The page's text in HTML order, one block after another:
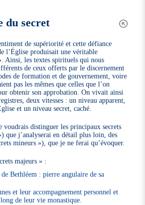
du secret
de supériorité et cette défiance
l’Église produisait une véritable
Ainsi, les textes spirituels qui nous
de ceux offerts par le discernement
de formation et de gouvernement, voire
pas les mêmes que celles que l’on
obtenir son approbation. On vivait ainsi
deux vitesses : un niveau apparent,
et un niveau secret, caché.
voudrais distinguer les principaux secrets
que j’analyserai en détail plus loin, des
mineurs »), que je ne ferai qu’évoquer.
majeurs » :
Bethléem : pierre angulaire de sa
et leur accompagnement personnel et
de leur vie monastique.